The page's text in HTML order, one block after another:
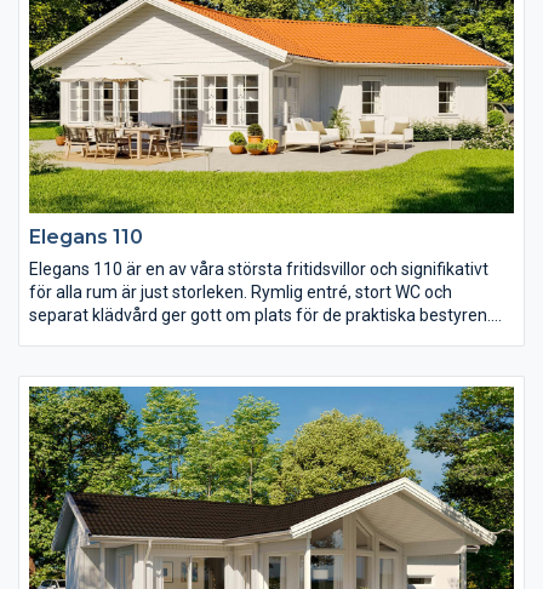
Elegans 110
Elegans 110 är en av våra största fritidsvillor och signifikativt
för alla rum är just storleken. Rymlig entré, stort WC och
separat klädvård ger gott om plats för de praktiska bestyren.
planlösning med kök, matplats och storstuga. Ryggåstaket ger
extra rymd och skapar ett härligt rum för många att trivas och
umgås i.